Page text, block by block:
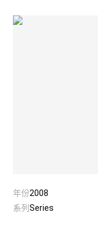
年份2008
系列Series